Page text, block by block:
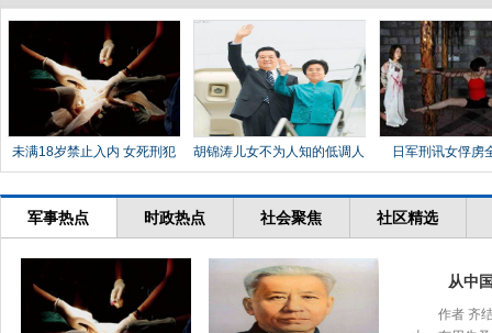
未满18岁禁止入内 女死刑犯 胡锦涛儿女不为人知的低调人 日军刑讯女俘虏